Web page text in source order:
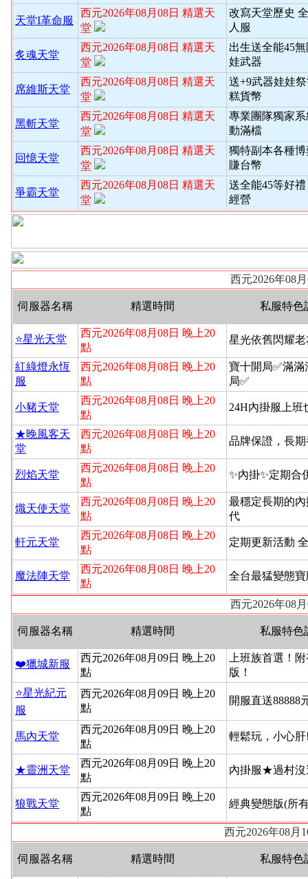
天堂I革命服
西元2026年08月08日 精選天
堂
改寫天堂歷史
人服
炙魂天堂
西元2026年08月08日 精選天
堂
出生送全能45
娃武器
席維斯天堂
西元2026年08月08日 精選天
堂
送+9武器娃娃
糕貨幣
黑斬天堂
西元2026年08月08日 精選天
堂
專業團隊獨家
動滿檔
回憶天堂
西元2026年08月08日 精選天
堂
獨特副本各種
賺台幣
爭霸天堂
西元2026年08月08日 精選天
堂
送全能45等好
經營
西元2026年08
伺服器名稱 精選時間 私服特色
⭐️星光天堂
西元2026年08月08日 晚上20
點
星光依舊閃耀
紅綠燈永恆
服
西元2026年08月08日 晚上20
點
寶十開局✅滿滿
局✅
小豬天堂
西元2026年08月08日 晚上20
點
24H內掛服上班
★晚風客天
堂
西元2026年08月08日 晚上20
點
品牌保證，長
烈焰天堂
西元2026年08月08日 晚上20
點
✨內掛✨定期合
熾天使天堂
西元2026年08月08日 晚上20
點
最穩定長期的
代
軒元天堂
西元2026年08月08日 晚上20
點
定期更新活動
魔法陣天堂
西元2026年08月08日 晚上20
點
全台最猛變態寶
西元2026年08
伺服器名稱 精選時間 私服特色
❤️獵城新服
西元2026年08月09日 晚上20
點
上班族首選！
版！
⭐星光紀元
服
西元2026年08月09日 晚上20
點
開服直送88888
馬內天堂
西元2026年08月09日 晚上20
點
輕鬆玩，小心
★靈洲天堂
西元2026年08月09日 晚上20
點
內掛服★過村
狼戰天堂
西元2026年08月09日 晚上20
點
經典變態版(所
西元2026年08月
伺服器名稱 精選時間 私服特色